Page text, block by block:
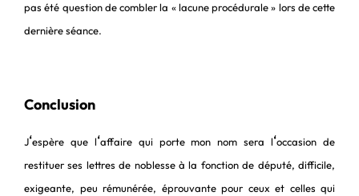
pas été question de combler la « lacune procédurale » lors de cette
dernière séance.
Conclusion
J‘espère que l‘affaire qui porte mon nom sera l‘occasion de
restituer ses lettres de noblesse à la fonction de député, difficile,
exigeante, peu rémunérée, éprouvante pour ceux et celles qui